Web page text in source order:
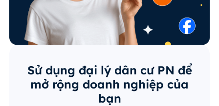
Sử dụng đại lý dân cư PN để
mở rộng doanh nghiệp của
bạn